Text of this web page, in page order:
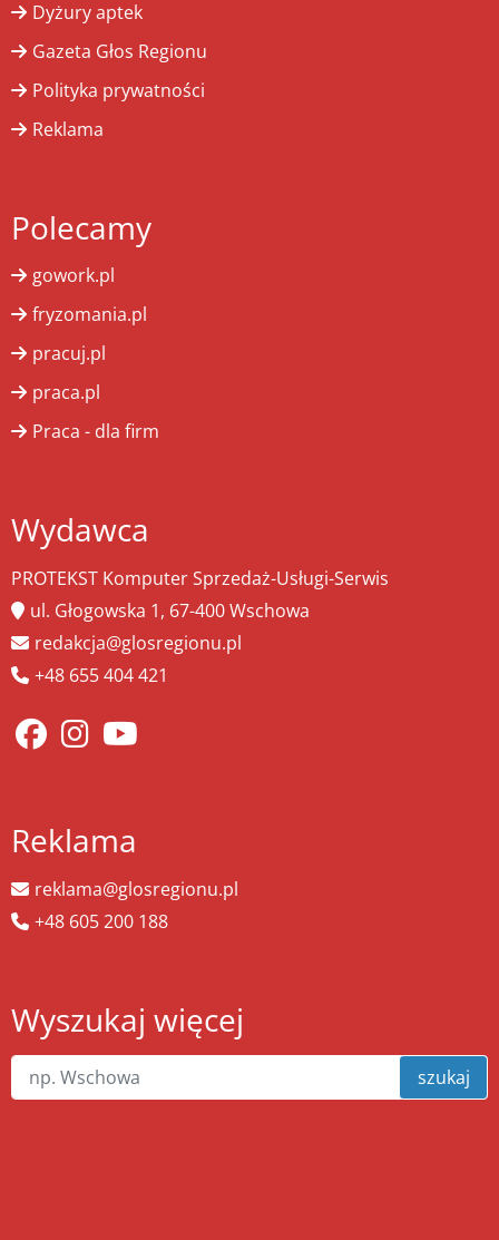
Dyżury aptek
Gazeta Głos Regionu
Polityka prywatności
Reklama
Polecamy
gowork.pl
fryzomania.pl
pracuj.pl
praca.pl
Praca - dla firm
Wydawca
PROTEKST Komputer Sprzedaż-Usługi-Serwis
ul. Głogowska 1, 67-400 Wschowa
redakcja@glosregionu.pl
+48 655 404 421
Reklama
reklama@glosregionu.pl
+48 605 200 188
Wyszukaj więcej
szukaj